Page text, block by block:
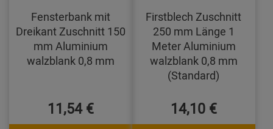
Fensterbank mit
Dreikant Zuschnitt 150
mm Aluminium
walzblank 0,8 mm
11,54 €
Firstblech Zuschnitt
250 mm Länge 1
Meter Aluminium
walzblank 0,8 mm
(Standard)
14,10 €